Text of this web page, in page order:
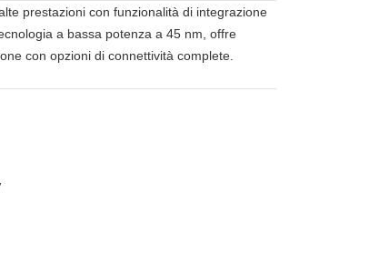
prestazioni con funzionalità di integrazione
a bassa potenza a 45 nm, offre
con opzioni di connettività complete.